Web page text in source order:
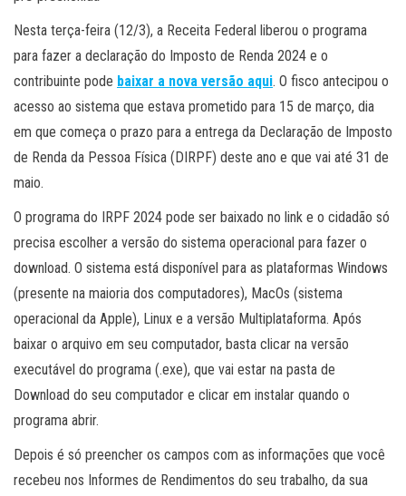
Nesta terça-feira (12/3), a Receita Federal liberou o programa
para fazer a declaração do Imposto de Renda 2024 e o
contribuinte pode baixar a nova versão aqui. O fisco antecipou o
acesso ao sistema que estava prometido para 15 de março, dia
em que começa o prazo para a entrega da Declaração de Imposto
de Renda da Pessoa Física (DIRPF) deste ano e que vai até 31 de
maio.
O programa do IRPF 2024 pode ser baixado no link e o cidadão só
precisa escolher a versão do sistema operacional para fazer o
download. O sistema está disponível para as plataformas Windows
(presente na maioria dos computadores), MacOs (sistema
operacional da Apple), Linux e a versão Multiplataforma. Após
baixar o arquivo em seu computador, basta clicar na versão
executável do programa (.exe), que vai estar na pasta de
Download do seu computador e clicar em instalar quando o
programa abrir.
Depois é só preencher os campos com as informações que você
recebeu nos Informes de Rendimentos do seu trabalho, da sua